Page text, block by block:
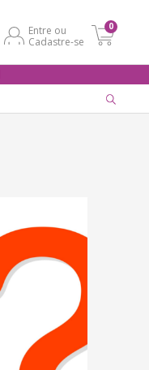
Entre ou
Cadastre-se
0